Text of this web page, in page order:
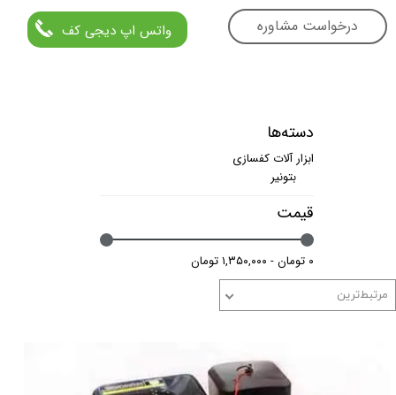
درخواست مشاوره واتس اپ دیجی کف
دسته‌ها
ابزار آلات کفسازی
بتونیر
قیمت
۰ تومان - ۱,۳۵۰,۰۰۰ تومان
مرتبط‌ترین